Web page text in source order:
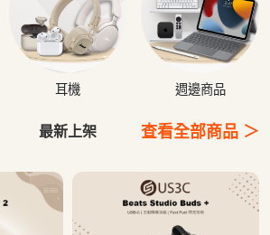
耳機 週邊商品
最新上架 查看全部商品 ＞